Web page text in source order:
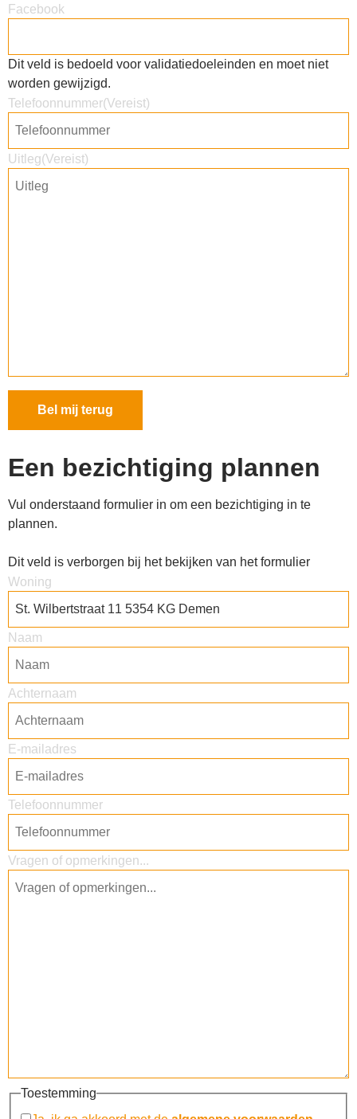
Facebook
Dit veld is bedoeld voor validatiedoeleinden en moet niet
worden gewijzigd.
Telefoonnummer(Vereist)
Uitleg(Vereist)
Een bezichtiging plannen​
Vul onderstaand formulier in om een bezichtiging in te
plannen.
Dit veld is verborgen bij het bekijken van het formulier
Woning
Naam
Achternaam
E-mailadres
Telefoonnummer
Vragen of opmerkingen...
Toestemming